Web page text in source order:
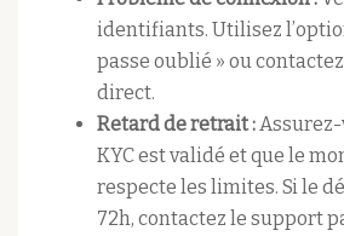
identifiants. Utilisez
passe oublié » ou
direct.
Retard de retrait :Assurez-
KYC est validé et que le
respecte les limites. Si le
72h, contactez le support